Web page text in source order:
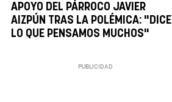
APOYO DEL PÁRROCO JAVIER
AIZPÚN TRAS LA POLÉMICA: "DICE
LO QUE PENSAMOS MUCHOS"